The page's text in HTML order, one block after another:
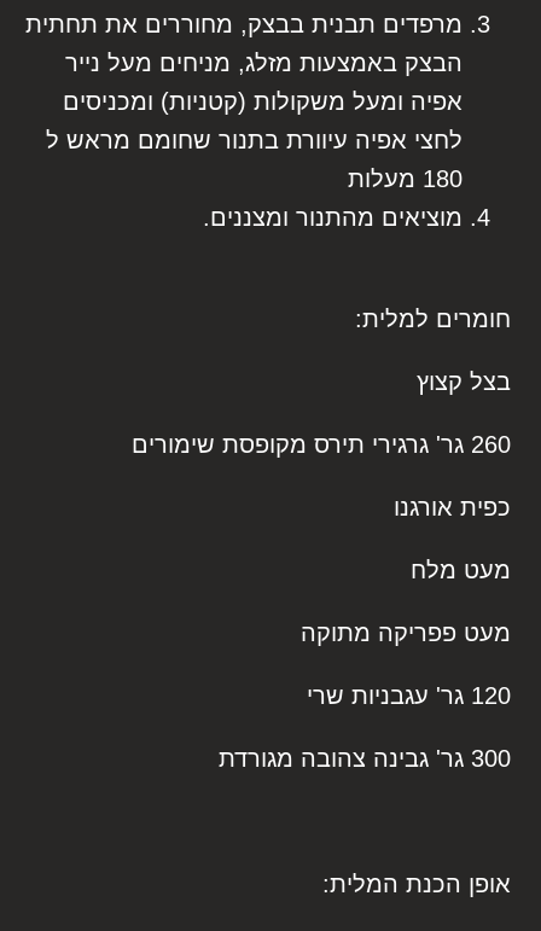
מרפדים תבנית בבצק, מחוררים את תחתית
הבצק באמצעות מזלג, מניחים מעל נייר
אפיה ומעל משקולות (קטניות) ומכניסים
לחצי אפיה עיוורת בתנור שחומם מראש ל
180 מעלות
מוציאים מהתנור ומצננים.
חומרים למלית:
בצל קצוץ
260 גר' גרגירי תירס מקופסת שימורים
כפית אורגנו
מעט מלח
מעט פפריקה מתוקה
120 גר' עגבניות שרי
300 גר' גבינה צהובה מגורדת
אופן הכנת המלית: